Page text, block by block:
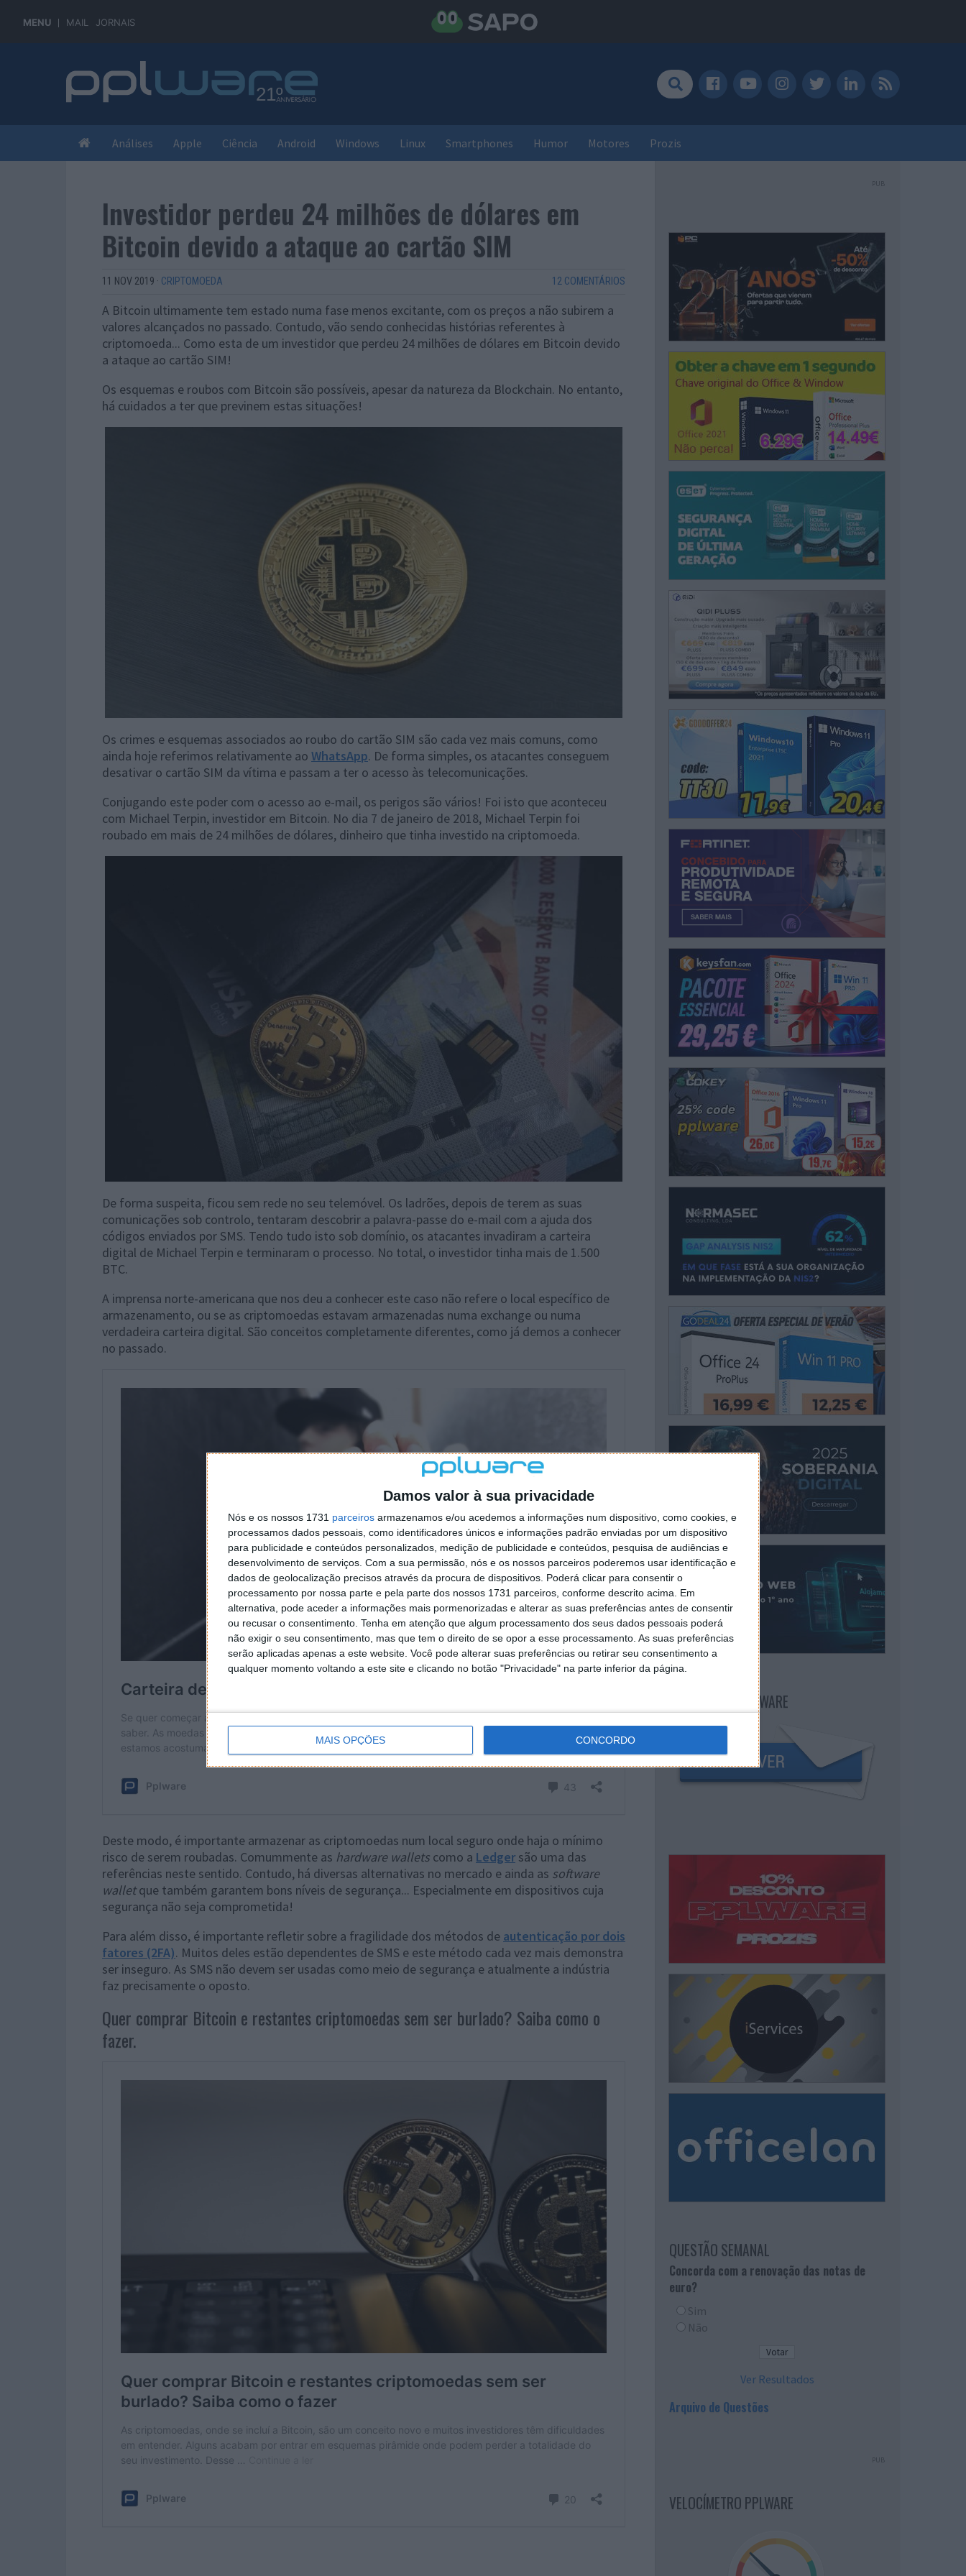
Damos valor à sua privacidade
Nós e os nossos 1731 parceiros armazenamos e/ou acedemos a informações num dispositivo, como cookies, e
processamos dados pessoais, como identificadores únicos e informações padrão enviadas por um dispositivo
para publicidade e conteúdos personalizados, medição de publicidade e conteúdos, pesquisa de audiências e
desenvolvimento de serviços. Com a sua permissão, nós e os nossos parceiros poderemos usar identificação e
dados de geolocalização precisos através da procura de dispositivos. Poderá clicar para consentir o
processamento por nossa parte e pela parte dos nossos 1731 parceiros, conforme descrito acima. Em
alternativa, pode aceder a informações mais pormenorizadas e alterar as suas preferências antes de consentir
ou recusar o consentimento. Tenha em atenção que algum processamento dos seus dados pessoais poderá
não exigir o seu consentimento, mas que tem o direito de se opor a esse processamento. As suas preferências
serão aplicadas apenas a este website. Você pode alterar suas preferências ou retirar seu consentimento a
qualquer momento voltando a este site e clicando no botão "Privacidade" na parte inferior da página.
MAIS OPÇÕES CONCORDO
MENU MAIL JORNAIS
Análises Apple Ciência Android Windows Linux Smartphones Humor Motores Prozis
Investidor perdeu 24 milhões de dólares em
Bitcoin devido a ataque ao cartão SIM
11 NOV 2019 · CRIPTOMOEDA 12 COMENTÁRIOS
A Bitcoin ultimamente tem estado numa fase menos excitante, com os preços a não subirem a
valores alcançados no passado. Contudo, vão sendo conhecidas histórias referentes à
criptomoeda... Como esta de um investidor que perdeu 24 milhões de dólares em Bitcoin devido
a ataque ao cartão SIM!
Os esquemas e roubos com Bitcoin são possíveis, apesar da natureza da Blockchain. No entanto,
há cuidados a ter que previnem estas situações!
Os crimes e esquemas associados ao roubo do cartão SIM são cada vez mais comuns, como
ainda hoje referimos relativamente ao WhatsApp. De forma simples, os atacantes conseguem
desativar o cartão SIM da vítima e passam a ter o acesso às telecomunicações.
Conjugando este poder com o acesso ao e-mail, os perigos são vários! Foi isto que aconteceu
com Michael Terpin, investidor em Bitcoin. No dia 7 de janeiro de 2018, Michael Terpin foi
roubado em mais de 24 milhões de dólares, dinheiro que tinha investido na criptomoeda.
De forma suspeita, ficou sem rede no seu telemóvel. Os ladrões, depois de terem as suas
comunicações sob controlo, tentaram descobrir a palavra-passe do e-mail com a ajuda dos
códigos enviados por SMS. Tendo tudo isto sob domínio, os atacantes invadiram a carteira
digital de Michael Terpin e terminaram o processo. No total, o investidor tinha mais de 1.500
BTC.
A imprensa norte-americana que nos deu a conhecer este caso não refere o local específico de
armazenamento, ou se as criptomoedas estavam armazenadas numa exchange ou numa
verdadeira carteira digital. São conceitos completamente diferentes, como já demos a conhecer
no passado.
Deste modo, é importante armazenar as criptomoedas num local seguro onde haja o mínimo
risco de serem roubadas. Comummente as hardware wallets como a Ledger são uma das
referências neste sentido. Contudo, há diversas alternativas no mercado e ainda as software
walletque também garantem bons níveis de segurança... Especialmente em dispositivos cuja
segurança não seja comprometida!
Para além disso, é importante refletir sobre a fragilidade dos métodos de autenticação por dois
fatores (2FA). Muitos deles estão dependentes de SMS e este método cada vez mais demonstra
ser inseguro. As SMS não devem ser usadas como meio de segurança e atualmente a indústria
faz precisamente o oposto.
Quer comprar Bitcoin e restantes criptomoedas sem ser burlado? Saiba como o
fazer.
PUB
NEWSLETTER PPLWARE
QUESTÃO SEMANAL
Concorda com a renovação das notas de
euro?
Sim
Não
Ver Resultados
Arquivo de Questões
PUB
VELOCÍMETRO PPLWARE